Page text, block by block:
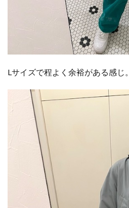
Lサイズで程よく余裕がある感じ。